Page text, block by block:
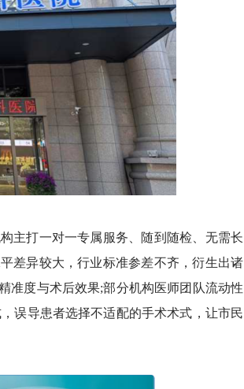
打一对一专属服务、随到随检、无需长
差异较大，行业标准参差不齐，衍生出诸
准度与术后效果;部分机构医师团队流动性
误导患者选择不适配的手术术式，让市民